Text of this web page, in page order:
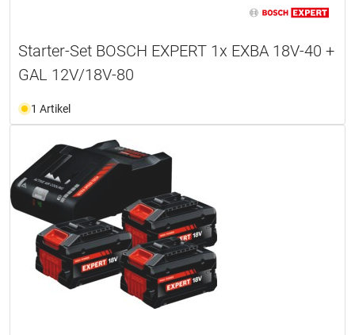
Starter-Set BOSCH EXPERT 1x EXBA 18V-40 +
GAL 12V/18V-80
1 Artikel